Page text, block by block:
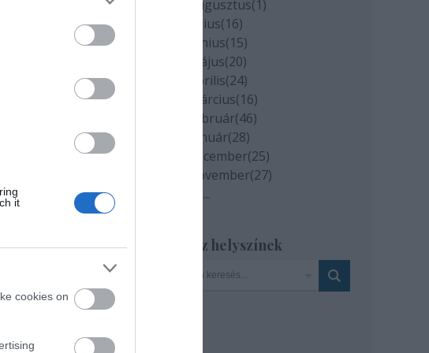
it
cookies on
célja a
az olvasók
a fogyasztói
az
kulturális
lefektetett
2020 augusztus(1)
2020 július(16)
2020 június(15)
2020 május(20)
2020 április(24)
2020 március(16)
2020 február(46)
2020 január(28)
2019 december(25)
2019 november(27)
...
Szinház helyszínek